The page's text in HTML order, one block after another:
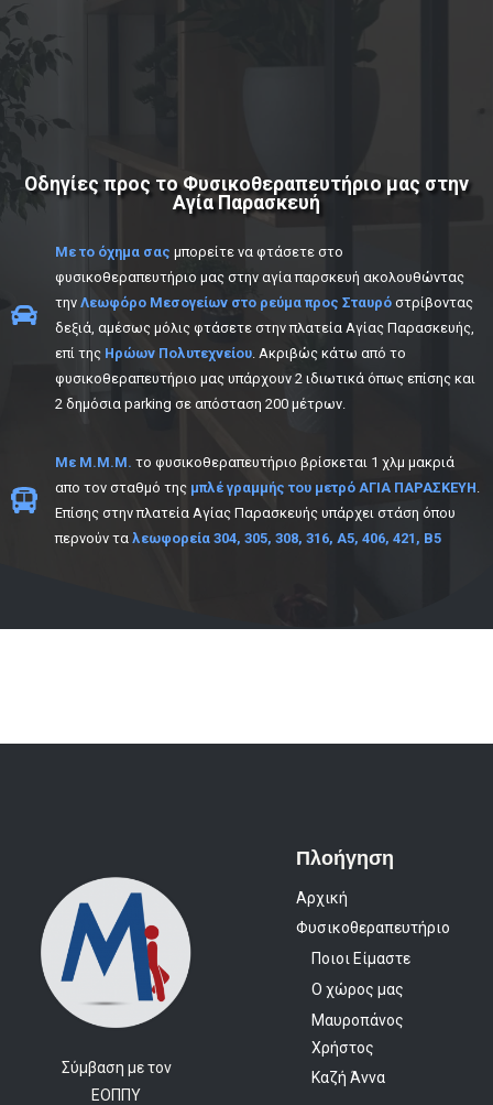
Οδηγίες προς το Φυσικοθεραπευτήριο μας στην
Αγία Παρασκευή
Με το όχημα σας μπορείτε να φτάσετε στο
φυσικοθεραπευτήριο μας στην αγία παρσκευή ακολουθώντας
την Λεωφόρο Μεσογείων στο ρεύμα προς Σταυρό στρίβοντας
δεξιά, αμέσως μόλις φτάσετε στην πλατεία Αγίας Παρασκευής,
επί της Ηρώων Πολυτεχνείου. Ακριβώς κάτω από το
φυσικοθεραπευτήριο μας υπάρχουν 2 ιδιωτικά όπως επίσης και
2 δημόσια parking σε απόσταση 200 μέτρων.
Με Μ.Μ.Μ. το φυσικοθεραπευτήριο βρίσκεται 1 χλμ μακριά
απο τον σταθμό της μπλέ γραμμής του μετρό ΑΓΙΑ ΠΑΡΑΣΚΕΥΗ.
Επίσης στην πλατεία Αγίας Παρασκευής υπάρχει στάση όπου
περνούν τα λεωφορεία 304, 305, 308, 316, Α5, 406, 421, Β5
Σύμβαση με τον
ΕΟΠΠΥ
Πλοήγηση
Αρχική
Φυσικοθεραπευτήριο
Ποιοι Είμαστε
Ο χώρος μας
Μαυροπάνος
Χρήστος
Καζή Άννα